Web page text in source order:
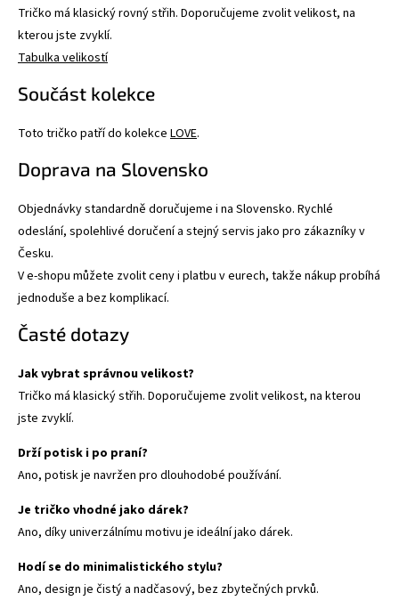
Tričko má klasický rovný střih. Doporučujeme zvolit velikost, na
kterou jste zvyklí.
Tabulka velikostí
Součást kolekce
Toto tričko patří do kolekce LOVE.
Doprava na Slovensko
Objednávky standardně doručujeme i na Slovensko. Rychlé
odeslání, spolehlivé doručení a stejný servis jako pro zákazníky v
Česku.
V e-shopu můžete zvolit ceny i platbu v eurech, takže nákup probíhá
jednoduše a bez komplikací.
Časté dotazy
Jak vybrat správnou velikost?
Tričko má klasický střih. Doporučujeme zvolit velikost, na kterou
jste zvyklí.
Drží potisk i po praní?
Ano, potisk je navržen pro dlouhodobé používání.
Je tričko vhodné jako dárek?
Ano, díky univerzálnímu motivu je ideální jako dárek.
Hodí se do minimalistického stylu?
Ano, design je čistý a nadčasový, bez zbytečných prvků.